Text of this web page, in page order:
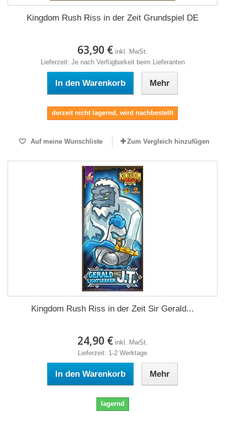
Kingdom Rush Riss in der Zeit Grundspiel DE
63,90 € inkl. MwSt.
Lieferzeit: Je nach Verfügbarkeit beim Lieferanten
In den Warenkorb Mehr
derzeit nicht lagernd, wird nachbestellt
Auf meine Wunschliste Zum Vergleich hinzufügen
Kingdom Rush Riss in der Zeit Sir Gerald...
24,90 € inkl. MwSt.
Lieferzeit: 1-2 Werktage
In den Warenkorb Mehr
lagernd